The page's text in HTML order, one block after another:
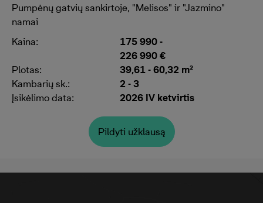
Pumpėnų gatvių sankirtoje, "Melisos" ir "Jazmino"
namai
Kaina:
175 990 -
226 990 €
Plotas:
39,61 - 60,32 m²
Kambarių sk.:
2 - 3
Įsikėlimo data:
2026 IV ketvirtis
Pildyti užklausą